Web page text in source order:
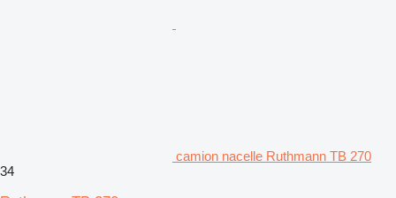
camion nacelle Ruthmann TB 270
34